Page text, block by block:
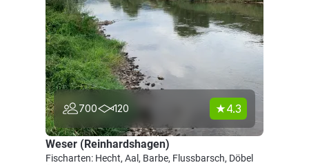
700 120 4.3
Weser (Reinhardshagen)
Fischarten: Hecht, Aal, Barbe, Flussbarsch, Döbel